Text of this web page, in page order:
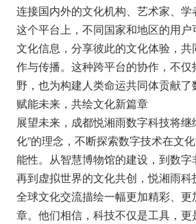
连接国内外的文化机构、艺术家、
这个平台上，不同国家和地区的用
文化信息，分享彼此的文化体验，
作与传播。这种跨平台的协作，不
野，也为构建人类命运共同体贡献了
赋能未来，共绘文化新篇章
展望未来，成都悦湘雨数字科技将继
化”的理念，不断探索数字技术在文
能性。从智慧博物馆的建设，到数字
再到虚拟世界的文化共创，悦湘雨
全球文化交流描绘一幅更加精彩、更
章。他们相信，科技不仅是工具，更